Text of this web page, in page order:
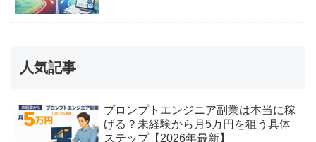
人気記事
プロンプトエンジニア副業は本当に稼
げる？未経験から月5万円を狙う具体
ステップ【2026年最新】